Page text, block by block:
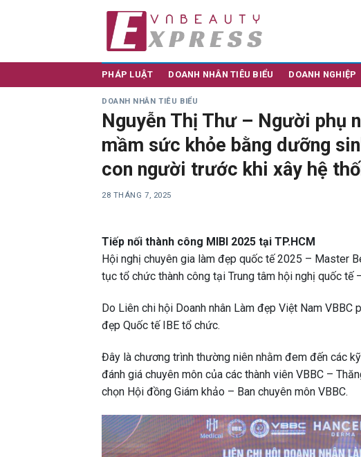
PHÁP LUẬT DOANH NHÂN TIÊU BIỂU DOANH NGHIỆP
DOANH NHÂN TIÊU BIỂU
Nguyễn Thị Thư – Người phụ
mầm sức khỏe bằng dưỡng
con người trước khi xây hệ
28 THÁNG 7, 2025
Tiếp nối thành công MIBI 2025 tại TP.HCM
Hội nghị chuyên gia làm đẹp quốc tế 2025 – Master
tục tổ chức thành công tại Trung tâm hội nghị quốc tế
Do Liên chi hội Doanh nhân Làm đẹp Việt Nam
đẹp Quốc tế IBE tổ chức.
Đây là chương trình thường niên nhằm đem đến các
đánh giá chuyên môn của các thành viên VBBC –
chọn Hội đồng Giám khảo – Ban chuyên môn VBBC.